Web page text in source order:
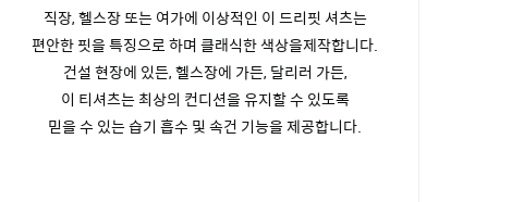
직장, 헬스장 또는 여가에 이상적인 이 드리핏 셔츠는
편안한 핏을 특징으로 하며 클래식한 색상을제작합니다.
건설 현장에 있든, 헬스장에 가든, 달리러 가든,
이 티셔츠는 최상의 컨디션을 유지할 수 있도록
믿을 수 있는 습기 흡수 및 속건 기능을 제공합니다.